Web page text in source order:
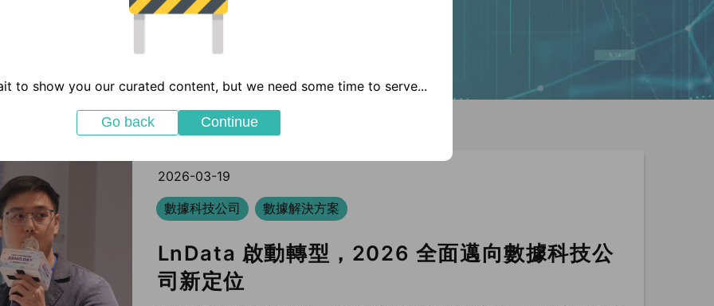
2026-03-19
數據科技公司
數據解決方案
LnData 啟動轉型，2026 全面邁向數據科技公
司新定位
to show you our curated content, but we need some time to serve...
Go back Continue